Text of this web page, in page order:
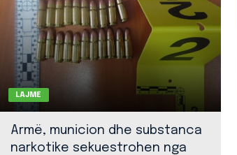
LAJME
Armë, municion dhe substanca
narkotike sekuestrohen nga